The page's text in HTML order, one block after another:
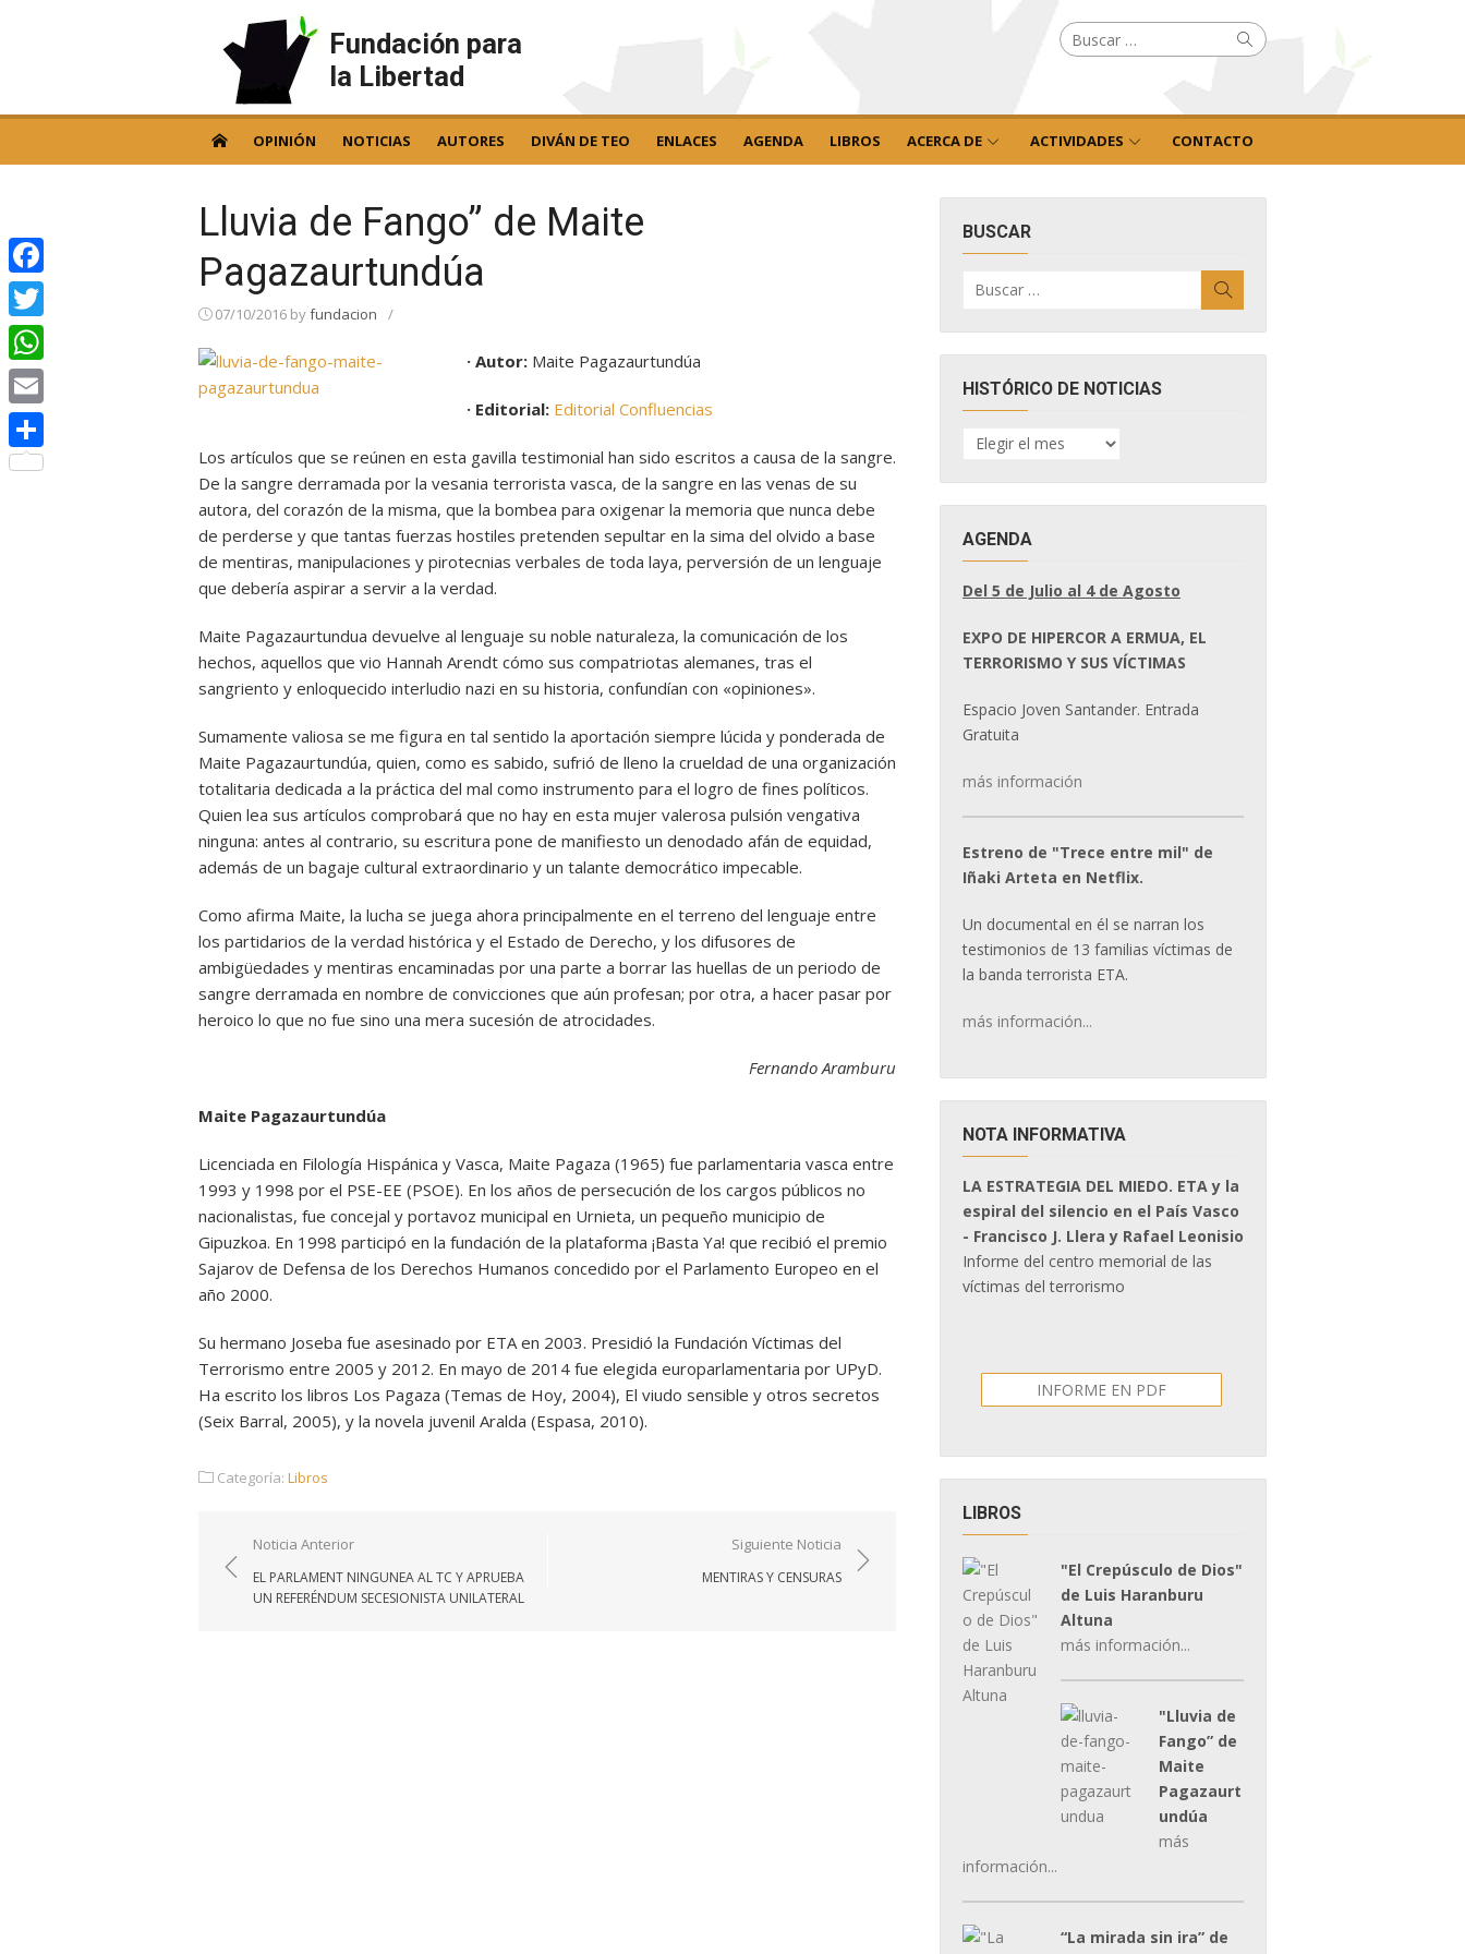
Fundación para
la Libertad
Buscar
por: Buscar
OPINIÓN NOTICIAS AUTORES DIVÁN DE TEO ENLACES AGENDA LIBROS ACERCA DE ACTIVIDADES CONTACTO
Lluvia de Fango” de Maite
Pagazaurtundúa
07/10/2016 byfundacion /
· Autor: Maite Pagazaurtundúa
· Editorial: Editorial Confluencias
Los artículos que se reúnen en esta gavilla testimonial han sido escritos a causa de la sangre.
De la sangre derramada por la vesania terrorista vasca, de la sangre en las venas de su
autora, del corazón de la misma, que la bombea para oxigenar la memoria que nunca debe
de perderse y que tantas fuerzas hostiles pretenden sepultar en la sima del olvido a base
de mentiras, manipulaciones y pirotecnias verbales de toda laya, perversión de un lenguaje
que debería aspirar a servir a la verdad.
Maite Pagazaurtundua devuelve al lenguaje su noble naturaleza, la comunicación de los
hechos, aquellos que vio Hannah Arendt cómo sus compatriotas alemanes, tras el
sangriento y enloquecido interludio nazi en su historia, confundían con «opiniones».
Sumamente valiosa se me figura en tal sentido la aportación siempre lúcida y ponderada de
Maite Pagazaurtundúa, quien, como es sabido, sufrió de lleno la crueldad de una organización
totalitaria dedicada a la práctica del mal como instrumento para el logro de fines políticos.
Quien lea sus artículos comprobará que no hay en esta mujer valerosa pulsión vengativa
ninguna: antes al contrario, su escritura pone de manifiesto un denodado afán de equidad,
además de un bagaje cultural extraordinario y un talante democrático impecable.
Como afirma Maite, la lucha se juega ahora principalmente en el terreno del lenguaje entre
los partidarios de la verdad histórica y el Estado de Derecho, y los difusores de
ambigüedades y mentiras encaminadas por una parte a borrar las huellas de un periodo de
sangre derramada en nombre de convicciones que aún profesan; por otra, a hacer pasar por
heroico lo que no fue sino una mera sucesión de atrocidades.
Fernando Aramburu
Maite Pagazaurtundúa
Licenciada en Filología Hispánica y Vasca, Maite Pagaza (1965) fue parlamentaria vasca entre
1993 y 1998 por el PSE-EE (PSOE). En los años de persecución de los cargos públicos no
nacionalistas, fue concejal y portavoz municipal en Urnieta, un pequeño municipio de
Gipuzkoa. En 1998 participó en la fundación de la plataforma ¡Basta Ya! que recibió el premio
Sajarov de Defensa de los Derechos Humanos concedido por el Parlamento Europeo en el
año 2000.
Su hermano Joseba fue asesinado por ETA en 2003. Presidió la Fundación Víctimas del
Terrorismo entre 2005 y 2012. En mayo de 2014 fue elegida europarlamentaria por UPyD.
Ha escrito los libros Los Pagaza (Temas de Hoy, 2004), El viudo sensible y otros secretos
(Seix Barral, 2005), y la novela juvenil Aralda (Espasa, 2010).
Categoría: Libros
Navegación
de
entradas
Noticia Anterior
EL PARLAMENT NINGUNEA AL TC Y APRUEBA
UN REFERÉNDUM SECESIONISTA UNILATERAL
Siguiente Noticia
MENTIRAS Y CENSURAS
BUSCAR
por:
HISTÓRICO DE NOTICIAS
HISTÓRICO
DE
AGENDA
Del 5 de Julio al 4 de Agosto
EXPO DE HIPERCOR A ERMUA, EL
TERRORISMO Y SUS VÍCTIMAS
Espacio Joven Santander. Entrada
Gratuita
más información
Estreno de "Trece entre mil" de
Iñaki Arteta en Netflix.
Un documental en él se narran los
testimonios de 13 familias víctimas de
la banda terrorista ETA.
más información...
NOTA INFORMATIVA
LA ESTRATEGIA DEL MIEDO. ETA y la
espiral del silencio en el País Vasco
- Francisco J. Llera y Rafael Leonisio
Informe del centro memorial de las
víctimas del terrorismo
INFORME EN PDF
LIBROS
"El Crepúsculo de Dios"
de Luis Haranburu
Altuna
más información...
"Lluvia de
Fango” de
Maite
Pagazaurt
undúa
más
información...
“La mirada sin ira” de
Facebook
Twitter
WhatsApp
Email
Compartir